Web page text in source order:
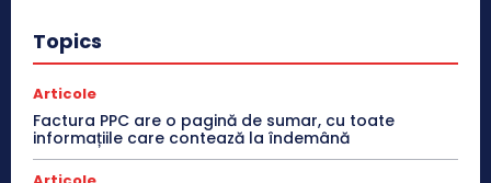
Topics
Articole
Factura PPC are o pagină de sumar, cu toate
informațiile care contează la îndemână